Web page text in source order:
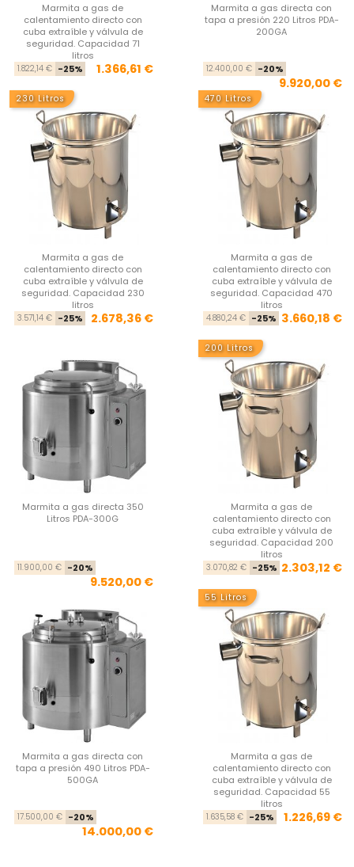
Marmita a gas de
calentamiento directo con
cuba extraíble y válvula de
seguridad. Capacidad 71
litros
Precio base
1.822,14 € -25% Precio
1.366,61 €
Marmita a gas directa con
tapa a presión 220 Litros PDA-
200GA
12.400,00 € -20%
9.920,00 €
230 Litros
Marmita a gas de
calentamiento directo con
cuba extraíble y válvula de
seguridad. Capacidad 230
litros
Precio base
3.571,14 € -25% Precio
2.678,36 €
470 Litros
Marmita a gas de
calentamiento directo con
cuba extraíble y válvula de
seguridad. Capacidad 470
litros
4.880,24 € -25% 3.660,18 €
Marmita a gas directa 350
Litros PDA-300G
Precio base
11.900,00 € -20%
9.520,00 €
200 Litros
Marmita a gas de
calentamiento directo con
cuba extraíble y válvula de
seguridad. Capacidad 200
litros
3.070,82 € -25% 2.303,12 €
Marmita a gas directa con
tapa a presión 490 Litros PDA-
500GA
Precio base
17.500,00 € -20%
14.000,00 €
55 Litros
Marmita a gas de
calentamiento directo con
cuba extraíble y válvula de
seguridad. Capacidad 55
litros
1.635,58 € -25% 1.226,69 €